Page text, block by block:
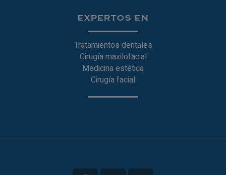
EXPERTOS EN
Tratamientos dentales
Cirugía maxilofacial
Medicina estética
Cirugía facial